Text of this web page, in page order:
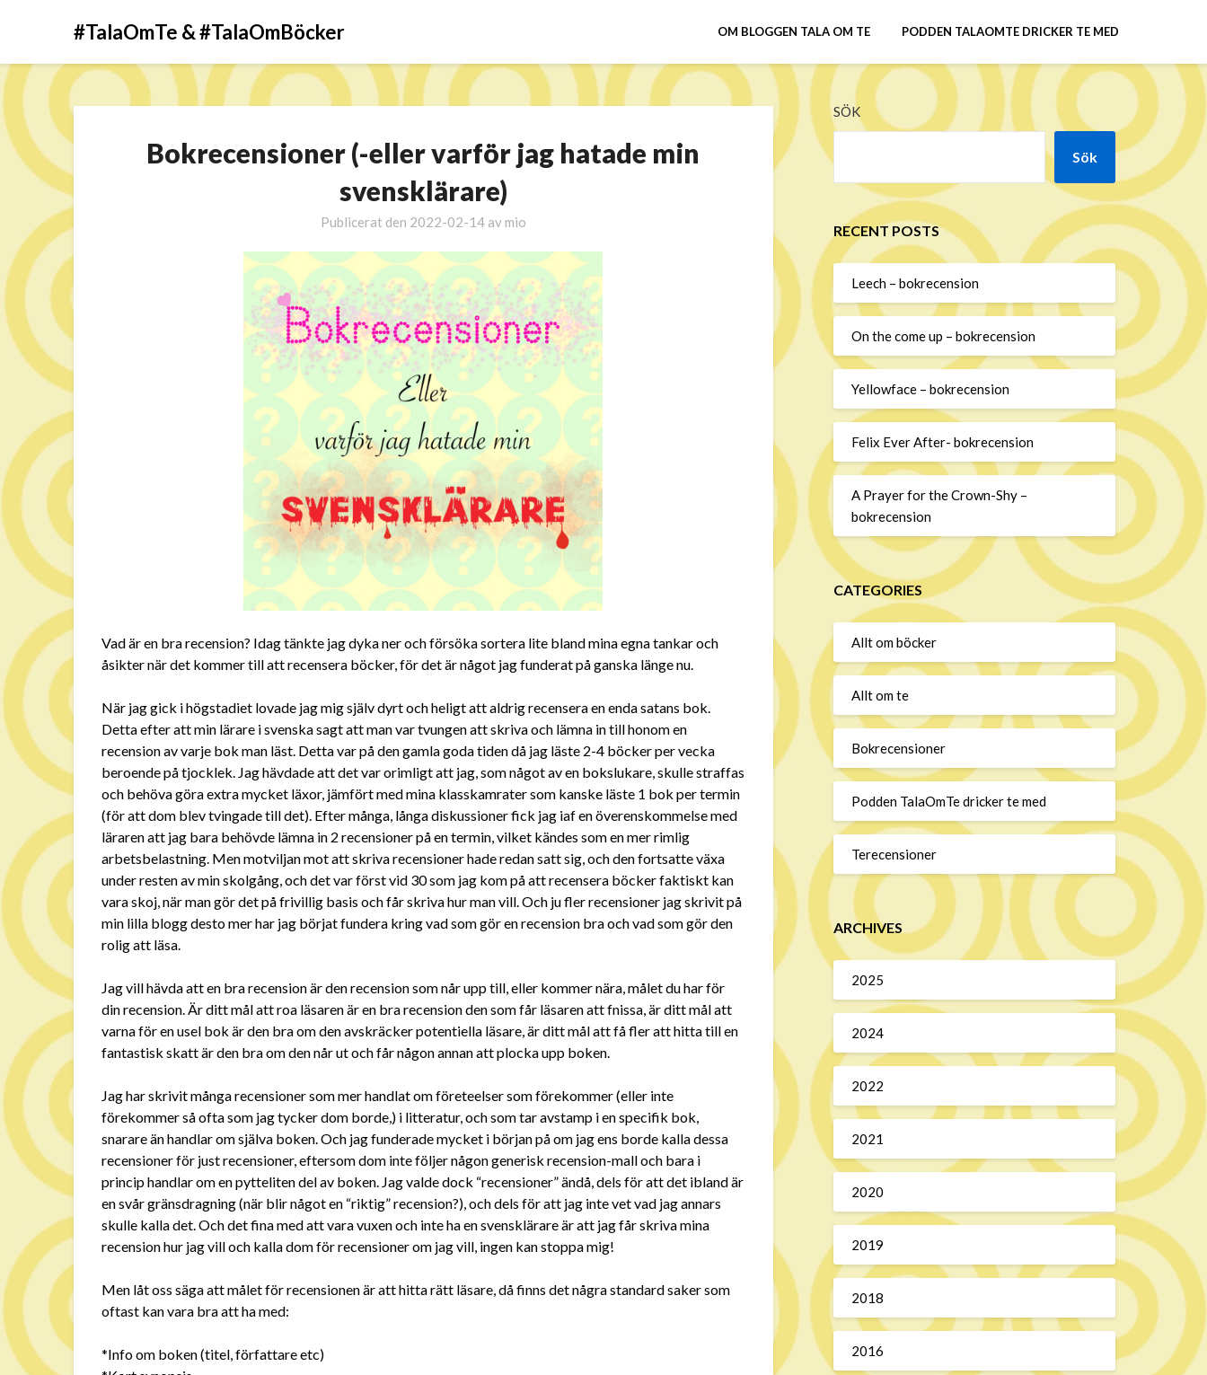
#TalaOmTe & #TalaOmBöcker OM BLOGGEN TALA OM TE PODDEN TALAOMTE DRICKER TE MED
Bokrecensioner (-eller varför jag hatade min
svensklärare)
Publicerat den 2022-02-14av mio
Vad är en bra recension? Idag tänkte jag dyka ner och försöka sortera lite bland mina egna tankar och
åsikter när det kommer till att recensera böcker, för det är något jag funderat på ganska länge nu.
När jag gick i högstadiet lovade jag mig själv dyrt och heligt att aldrig recensera en enda satans bok.
Detta efter att min lärare i svenska sagt att man var tvungen att skriva och lämna in till honom en
recension av varje bok man läst. Detta var på den gamla goda tiden då jag läste 2-4 böcker per vecka
beroende på tjocklek. Jag hävdade att det var orimligt att jag, som något av en bokslukare, skulle straffas
och behöva göra extra mycket läxor, jämfört med mina klasskamrater som kanske läste 1 bok per termin
(för att dom blev tvingade till det). Efter många, långa diskussioner fick jag iaf en överenskommelse med
läraren att jag bara behövde lämna in 2 recensioner på en termin, vilket kändes som en mer rimlig
arbetsbelastning. Men motviljan mot att skriva recensioner hade redan satt sig, och den fortsatte växa
under resten av min skolgång, och det var först vid 30 som jag kom på att recensera böcker faktiskt kan
vara skoj, när man gör det på frivillig basis och får skriva hur man vill. Och ju fler recensioner jag skrivit på
min lilla blogg desto mer har jag börjat fundera kring vad som gör en recension bra och vad som gör den
rolig att läsa.
Jag vill hävda att en bra recension är den recension som når upp till, eller kommer nära, målet du har för
din recension. Är ditt mål att roa läsaren är en bra recension den som får läsaren att fnissa, är ditt mål att
varna för en usel bok är den bra om den avskräcker potentiella läsare, är ditt mål att få fler att hitta till en
fantastisk skatt är den bra om den når ut och får någon annan att plocka upp boken.
Jag har skrivit många recensioner som mer handlat om företeelser som förekommer (eller inte
förekommer så ofta som jag tycker dom borde,) i litteratur, och som tar avstamp i en specifik bok,
snarare än handlar om själva boken. Och jag funderade mycket i början på om jag ens borde kalla dessa
recensioner för just recensioner, eftersom dom inte följer någon generisk recension-mall och bara i
princip handlar om en pytteliten del av boken. Jag valde dock “recensioner” ändå, dels för att det ibland är
en svår gränsdragning (när blir något en “riktig” recension?), och dels för att jag inte vet vad jag annars
skulle kalla det. Och det fina med att vara vuxen och inte ha en svensklärare är att jag får skriva mina
recension hur jag vill och kalla dom för recensioner om jag vill, ingen kan stoppa mig!
Men låt oss säga att målet för recensionen är att hitta rätt läsare, då finns det några standard saker som
oftast kan vara bra att ha med:
*Info om boken (titel, författare etc)
SÖK
Sök
RECENT POSTS
Leech – bokrecension
On the come up – bokrecension
Yellowface – bokrecension
Felix Ever After- bokrecension
A Prayer for the Crown-Shy –
bokrecension
CATEGORIES
Allt om böcker
Allt om te
Bokrecensioner
Podden TalaOmTe dricker te med
Terecensioner
ARCHIVES
2025
2024
2022
2021
2020
2019
2018
2016